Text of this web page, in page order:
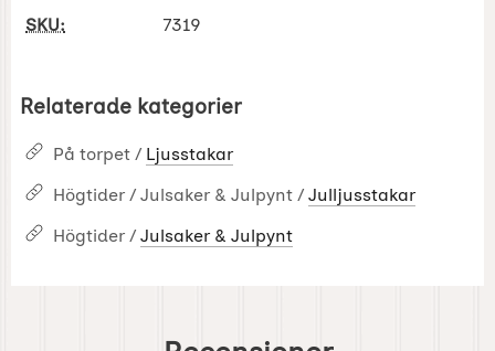
SKU: 7319
Relaterade kategorier
På torpet / Ljusstakar
Högtider / Julsaker & Julpynt / Julljusstakar
Högtider / Julsaker & Julpynt